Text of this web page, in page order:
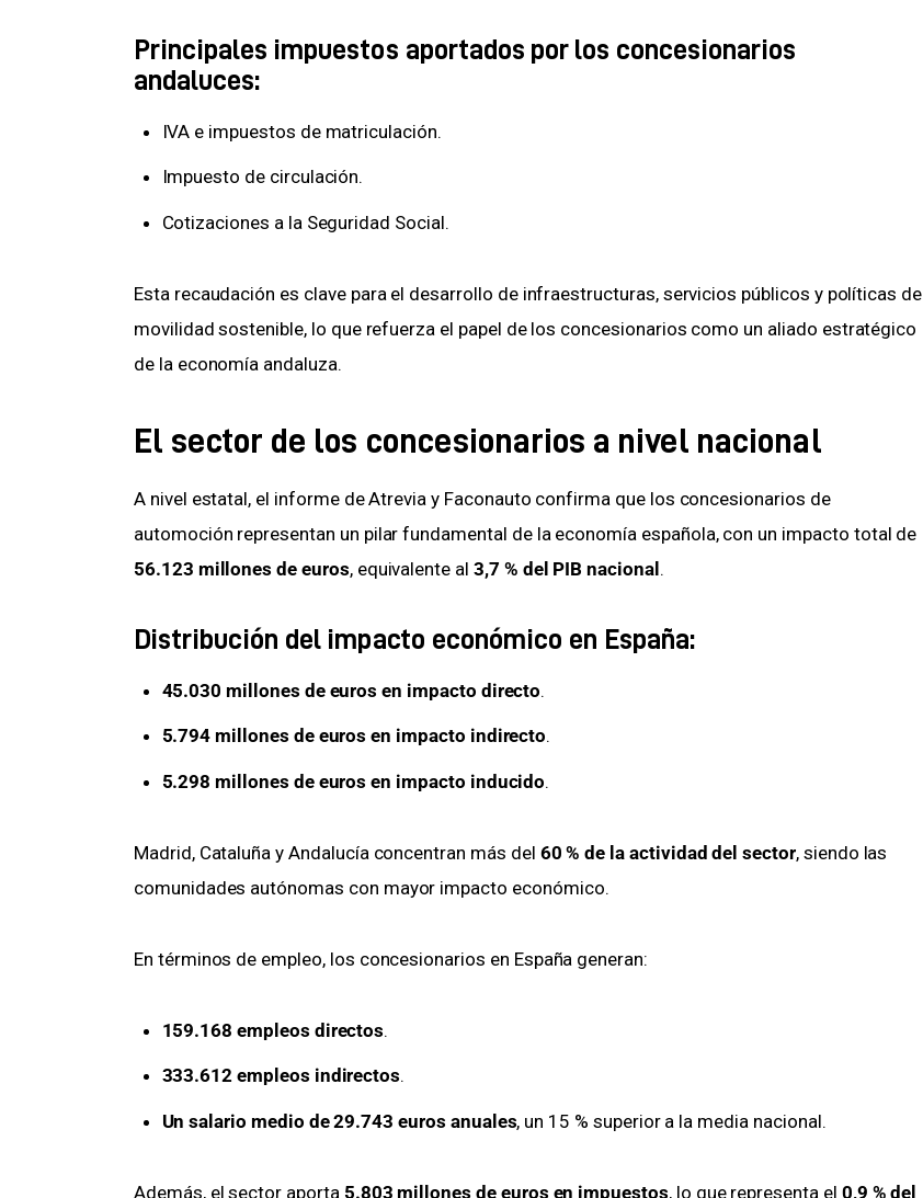
Principales impuestos aportados por los concesionarios
andaluces:
IVA e impuestos de matriculación.
Impuesto de circulación.
Cotizaciones a la Seguridad Social.
Esta recaudación es clave para el desarrollo de infraestructuras, servicios públicos y políticas de
movilidad sostenible, lo que refuerza el papel de los concesionarios como un aliado estratégico
de la economía andaluza.
El sector de los concesionarios a nivel nacional
A nivel estatal, el informe de Atrevia y Faconauto confirma que los concesionarios de
automoción representan un pilar fundamental de la economía española, con un impacto total de
56.123 millones de euros, equivalente al 3,7 % del PIB nacional .
Distribución del impacto económico en España:
45.030 millones de euros en impacto directo.
5.794 millones de euros en impacto indirecto.
5.298 millones de euros en impacto inducido.
Madrid, Cataluña y Andalucía concentran más del 60 % de la actividad del sector, siendo las
comunidades autónomas con mayor impacto económico.
En términos de empleo, los concesionarios en España generan:
159.168 empleos directos.
333.612 empleos indirectos.
Un salario medio de 29.743 euros anuales, un 15 % superior a la media nacional.
Además, el sector aporta 5.803 millones de euros en impuestos, lo que representa el 0,9 % del